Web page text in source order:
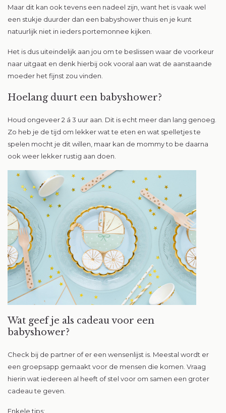
Maar dit kan ook tevens een nadeel zijn, want het is vaak wel
een stukje duurder dan een babyshower thuis en je kunt
natuurlijk niet in ieders portemonnee kijken.
Het is dus uiteindelijk aan jou om te beslissen waar de voorkeur
naar uitgaat en denk hierbij ook vooral aan wat de aanstaande
moeder het fijnst zou vinden.
Hoelang duurt een babyshower?
Houd ongeveer 2 á 3 uur aan. Dit is echt meer dan lang genoeg.
Zo heb je de tijd om lekker wat te eten en wat spelletjes te
spelen mocht je dit willen, maar kan de mommy to be daarna
ook weer lekker rustig aan doen.
Wat geef je als cadeau voor een
babyshower?
Check bij de partner of er een wensenlijst is. Meestal wordt er
een groepsapp gemaakt voor de mensen die komen. Vraag
hierin wat iedereen al heeft of stel voor om samen een groter
cadeau te geven.
Enkele tips: